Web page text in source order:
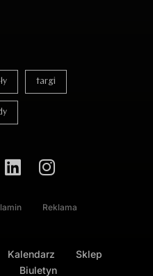
targi
Reklama
Kalendarz
Sklep
Biuletyn